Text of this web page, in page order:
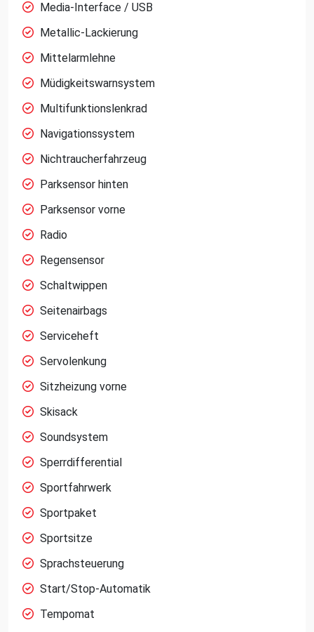
Media-Interface / USB
Metallic-Lackierung
Mittelarmlehne
Müdigkeitswarnsystem
Multifunktionslenkrad
Navigationssystem
Nichtraucherfahrzeug
Parksensor hinten
Parksensor vorne
Radio
Regensensor
Schaltwippen
Seitenairbags
Serviceheft
Servolenkung
Sitzheizung vorne
Skisack
Soundsystem
Sperrdifferential
Sportfahrwerk
Sportpaket
Sportsitze
Sprachsteuerung
Start/Stop-Automatik
Tempomat